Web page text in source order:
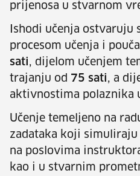
prijenosa u stvarnom
Ishodi učenja ostvaruju
procesom učenja i
sati, dijelom učenjem
trajanju od 75 sati, a
aktivnostima polaznika
Učenje temeljeno na
zadataka koji
na poslovima
kao i u stvarnim